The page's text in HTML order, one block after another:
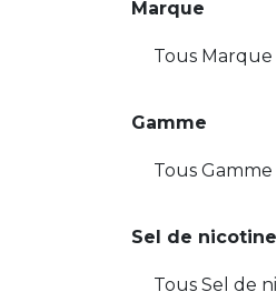
Marque
Gamme
Sel de nicotine